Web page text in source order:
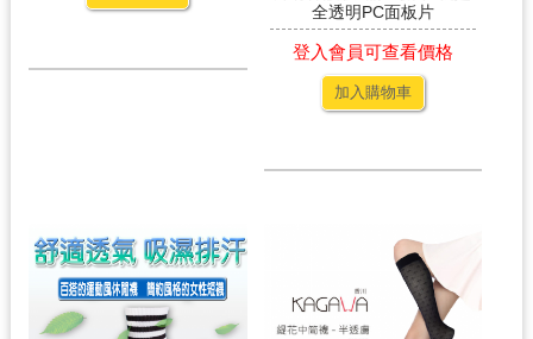
全透明PC面板片
登入會員可查看價格
加入購物車